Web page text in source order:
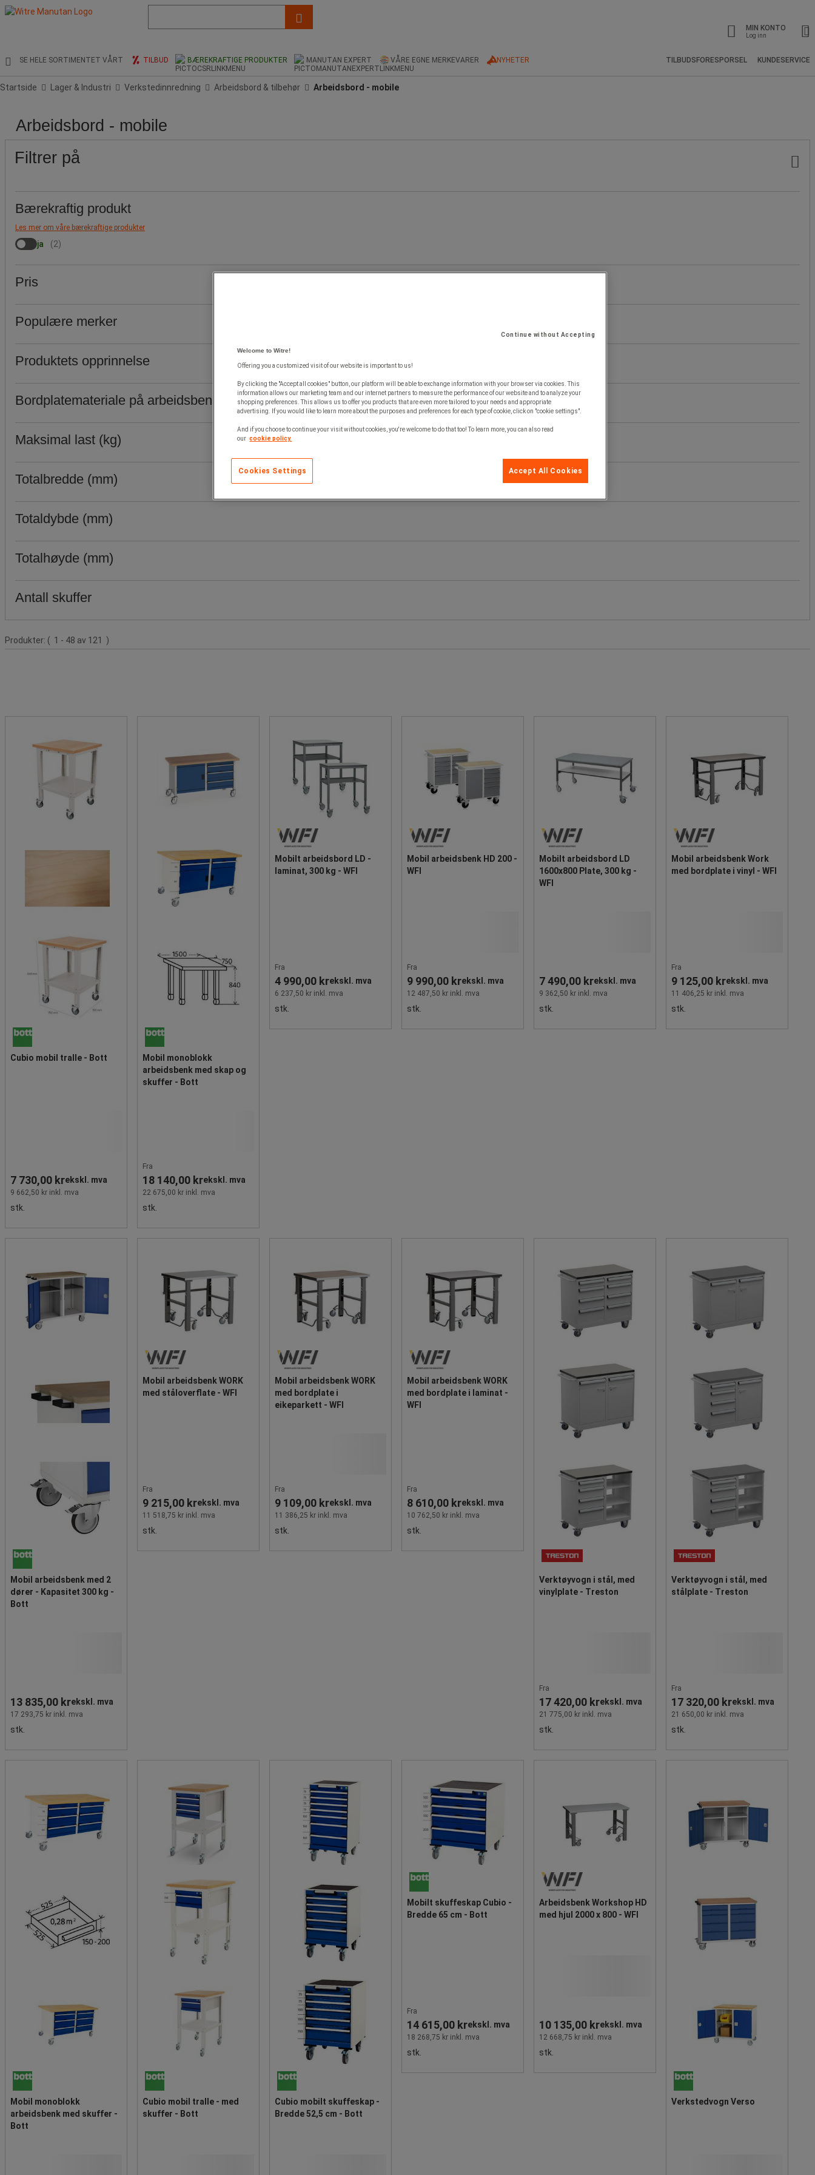
og
søkehistorikk
MIN KONTO
Log inn
SE HELE SORTIMENTET VÅRT TILBUD BÆREKRAFTIGE PRODUKTER MANUTAN EXPERT VÅRE EGNE MERKEVARER NYHETER TILBUDSFORESPORSEL KUNDESERVICE
Startside Lager & Industri Verkstedinnredning Arbeidsbord & tilbehør Arbeidsbord - mobile
Arbeidsbord - mobile
Filtrer på
Bærekraftig produkt
Les mer om våre bærekraftige produkter
ja (2)
Pris
Pris
Populære
Populære merker
Produktets
Produktets opprinnelse
Bordplatemateriale
arbeidsbenk
Bordplatemateriale på arbeidsbenk
Maksimal
(kg)
Maksimal last (kg)
Totalbredde
Totalbredde (mm)
Totaldybde
Totaldybde (mm)
Totalhøyde
Totalhøyde (mm)
Antall
Antall skuffer
Produktliste
Produkter: ( 1 - 48 av 121 )
Cubio mobil tralle - Bott
7 730,00 krekskl. mva
9 662,50 kr inkl. mva
stk.
Mobil monoblokk
arbeidsbenk med skap og
skuffer - Bott
Fra
18 140,00 krekskl. mva
22 675,00 kr inkl. mva
stk.
Mobilt arbeidsbord LD -
laminat, 300 kg - WFI
Fra
4 990,00 krekskl. mva
6 237,50 kr inkl. mva
stk.
Mobil arbeidsbenk HD 200 -
WFI
Fra
9 990,00 krekskl. mva
12 487,50 kr inkl. mva
stk.
Mobilt arbeidsbord LD
1600x800 Plate, 300 kg -
WFI
7 490,00 krekskl. mva
9 362,50 kr inkl. mva
stk.
Mobil arbeidsbenk Work
med bordplate i vinyl - WFI
Fra
9 125,00 krekskl. mva
11 406,25 kr inkl. mva
stk.
Mobil arbeidsbenk med 2
dører - Kapasitet 300 kg -
Bott
13 835,00 krekskl. mva
17 293,75 kr inkl. mva
stk.
Mobil arbeidsbenk WORK
med ståloverflate - WFI
Fra
9 215,00 krekskl. mva
11 518,75 kr inkl. mva
stk.
Mobil arbeidsbenk WORK
med bordplate i
eikeparkett - WFI
Fra
9 109,00 krekskl. mva
11 386,25 kr inkl. mva
stk.
Mobil arbeidsbenk WORK
med bordplate i laminat -
WFI
Fra
8 610,00 krekskl. mva
10 762,50 kr inkl. mva
stk.
Verktøyvogn i stål, med
vinylplate - Treston
Fra
17 420,00 krekskl. mva
21 775,00 kr inkl. mva
stk.
Verktøyvogn i stål, med
stålplate - Treston
Fra
17 320,00 krekskl. mva
21 650,00 kr inkl. mva
stk.
Mobil monoblokk
arbeidsbenk med skuffer -
Bott
Cubio mobil tralle - med
skuffer - Bott
Cubio mobilt skuffeskap -
Bredde 52,5 cm - Bott
Mobilt skuffeskap Cubio -
Bredde 65 cm - Bott
Fra
14 615,00 krekskl. mva
18 268,75 kr inkl. mva
stk.
Arbeidsbenk Workshop HD
med hjul 2000 x 800 - WFI
10 135,00 krekskl. mva
12 668,75 kr inkl. mva
stk.
Verkstedvogn Verso
Continue without Accepting
Welcome to Witre!
Offering you a customized visit of our website is important to us!
By clicking the "Accept all cookies" button, our platform will be able to exchange information with your browser via cookies. This
information allows our marketing team and our internet partners to measure the performance of our website and to analyze your
shopping preferences. This allows us to offer you products that are even more tailored to your needs and appropriate
advertising. If you would like to learn more about the purposes and preferences for each type of cookie, click on "cookie settings".
And if you choose to continue your visit without cookies, you're welcome to do that too! To learn more, you can also read
our cookie policy.
Accept All Cookies
Cookies Settings